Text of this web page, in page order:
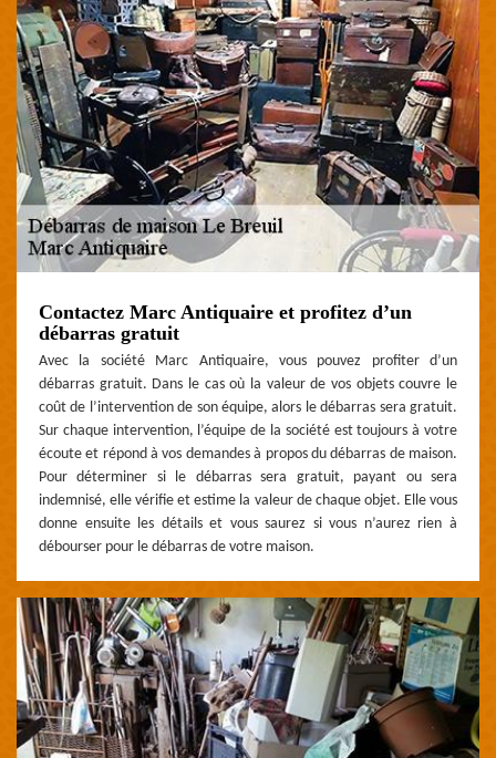
Contactez Marc Antiquaire et profitez d’un
débarras gratuit
Avec la société Marc Antiquaire, vous pouvez profiter d’un
débarras gratuit. Dans le cas où la valeur de vos objets couvre le
coût de l’intervention de son équipe, alors le débarras sera gratuit.
Sur chaque intervention, l’équipe de la société est toujours à votre
écoute et répond à vos demandes à propos du débarras de maison.
Pour déterminer si le débarras sera gratuit, payant ou sera
indemnisé, elle vérifie et estime la valeur de chaque objet. Elle vous
donne ensuite les détails et vous saurez si vous n’aurez rien à
débourser pour le débarras de votre maison.